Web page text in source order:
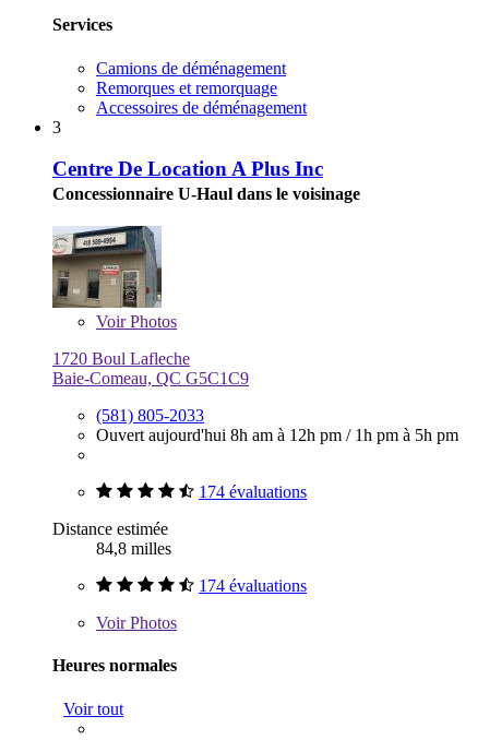
Services
Camions de déménagement
Remorques et remorquage
Accessoires de déménagement
3
Centre De Location A Plus Inc
Concessionnaire U-Haul dans le voisinage
VoirPhotos
1720 Boul Lafleche
Baie-Comeau, QC G5C1C9
(581) 805-2033
Ouvert aujourd'hui 8h am à 12h pm / 1h pm à 5h pm
174 évaluations
Distance estimée
84,8 milles
174 évaluations
VoirPhotos
Heures normales
Voir tout